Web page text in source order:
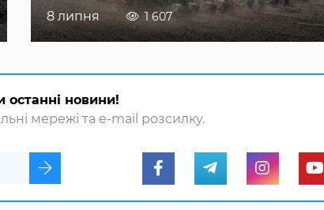
8 липня 1 607
останні новини!
мережі та e-mail розсилку.